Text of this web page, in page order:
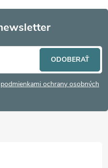
podmienkami ochrany osobných
ODOBERAŤ